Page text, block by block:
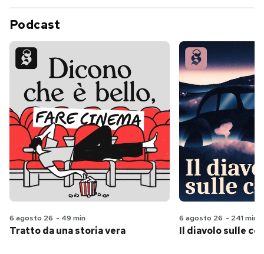
Podcast
6 agosto 26 - 49 min
Tratto da una storia vera
6 agosto 26 - 241 min
Il diavolo sulle